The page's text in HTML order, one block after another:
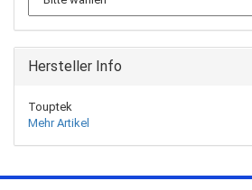
Hersteller Info
Touptek
Mehr Artikel